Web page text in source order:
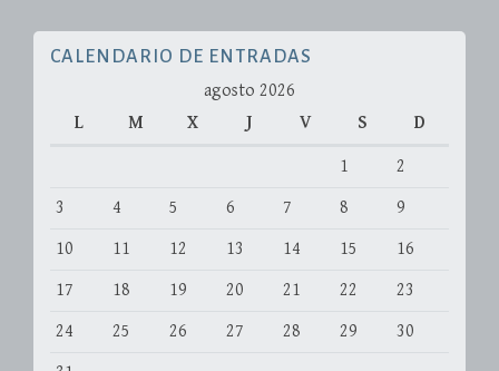
CALENDARIO DE ENTRADAS
agosto 2026
L
M X J V S D
1
2
3
4 5 6 7 8
9
10
11 12 13 14 15
16
17
18 19 20 21 22
23
24
25 26 27 28 29
30